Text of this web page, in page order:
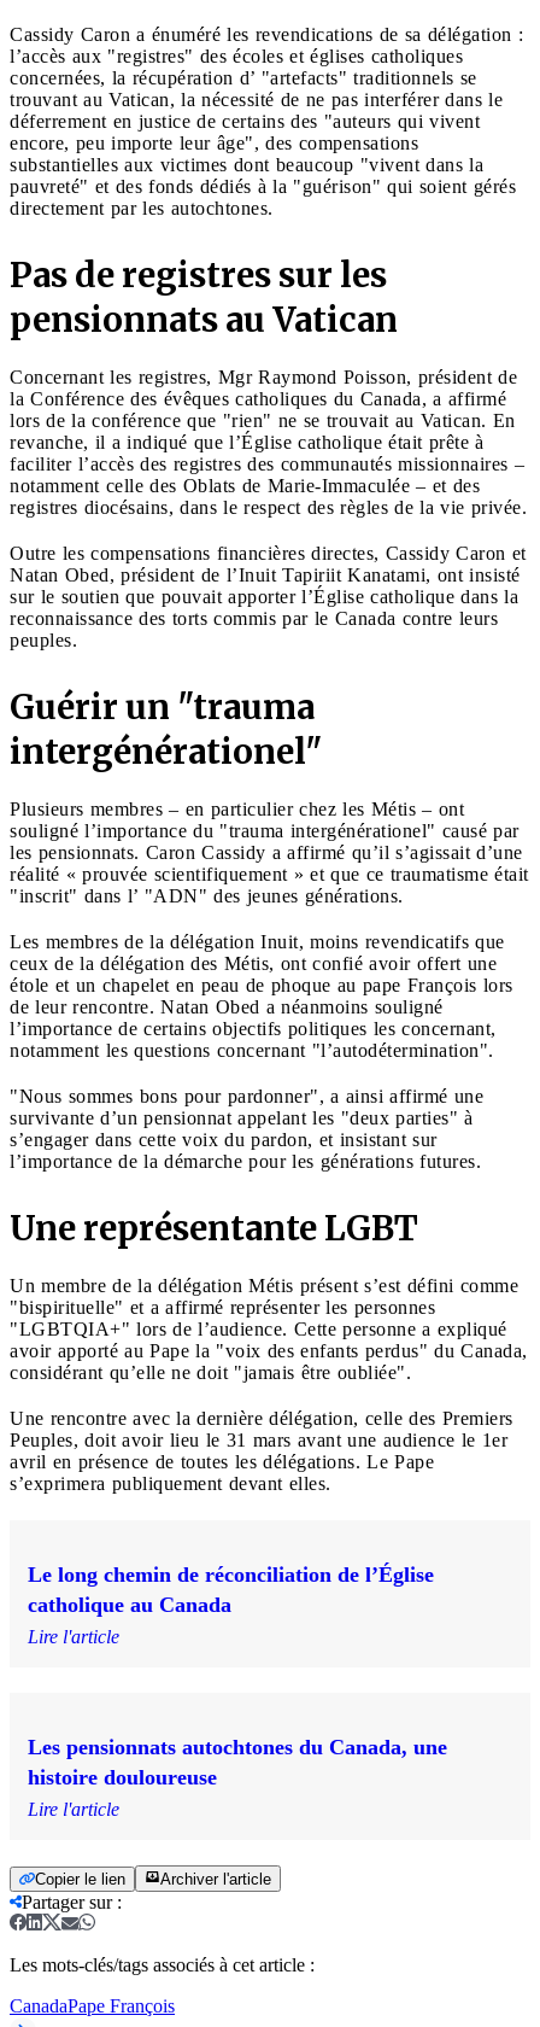
Cassidy Caron a énuméré les revendications de sa délégation :
l’accès aux "registres" des écoles et églises catholiques
concernées, la récupération d’ "artefacts" traditionnels se
trouvant au Vatican, la nécessité de ne pas interférer dans le
déferrement en justice de certains des "auteurs qui vivent
encore, peu importe leur âge", des compensations
substantielles aux victimes dont beaucoup "vivent dans la
pauvreté" et des fonds dédiés à la "guérison" qui soient gérés
directement par les autochtones.
Pas de registres sur les
pensionnats au Vatican
Concernant les registres, Mgr Raymond Poisson, président de
la Conférence des évêques catholiques du Canada, a affirmé
lors de la conférence que "rien" ne se trouvait au Vatican. En
revanche, il a indiqué que l’Église catholique était prête à
faciliter l’accès des registres des communautés missionnaires –
notamment celle des Oblats de Marie-Immaculée – et des
registres diocésains, dans le respect des règles de la vie privée.
Outre les compensations financières directes, Cassidy Caron et
Natan Obed, président de l’Inuit Tapiriit Kanatami, ont insisté
sur le soutien que pouvait apporter l’Église catholique dans la
reconnaissance des torts commis par le Canada contre leurs
peuples.
Guérir un "trauma
intergénérationel"
Plusieurs membres – en particulier chez les Métis – ont
souligné l’importance du "trauma intergénérationel" causé par
les pensionnats. Caron Cassidy a affirmé qu’il s’agissait d’une
réalité « prouvée scientifiquement » et que ce traumatisme était
"inscrit" dans l’ "ADN" des jeunes générations.
Les membres de la délégation Inuit, moins revendicatifs que
ceux de la délégation des Métis, ont confié avoir offert une
étole et un chapelet en peau de phoque au pape François lors
de leur rencontre. Natan Obed a néanmoins souligné
l’importance de certains objectifs politiques les concernant,
notamment les questions concernant "l’autodétermination".
"Nous sommes bons pour pardonner", a ainsi affirmé une
survivante d’un pensionnat appelant les "deux parties" à
s’engager dans cette voix du pardon, et insistant sur
l’importance de la démarche pour les générations futures.
Une représentante LGBT
Un membre de la délégation Métis présent s’est défini comme
"bispirituelle" et a affirmé représenter les personnes
"LGBTQIA+" lors de l’audience. Cette personne a expliqué
avoir apporté au Pape la "voix des enfants perdus" du Canada,
considérant qu’elle ne doit "jamais être oubliée".
Une rencontre avec la dernière délégation, celle des Premiers
Peuples, doit avoir lieu le 31 mars avant une audience le 1er
avril en présence de toutes les délégations. Le Pape
s’exprimera publiquement devant elles.
Le long chemin de réconciliation de l’Église
catholique au Canada
Lire l'article
Les pensionnats autochtones du Canada, une
histoire douloureuse
Lire l'article
Copier le lien Archiver l'article
Partager sur:
Les mots-clés/tags associés à cet article :
CanadaPape François